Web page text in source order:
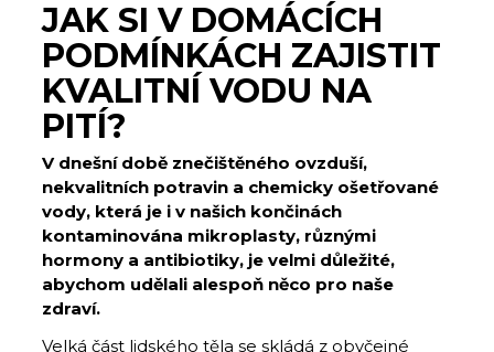
JAK SI V DOMÁCÍCH
PODMÍNKÁCH ZAJISTIT
KVALITNÍ VODU NA
PITÍ?
V dnešní době znečištěného ovzduší,
nekvalitních potravin a chemicky ošetřované
vody, která je i v našich končinách
kontaminována mikroplasty, různými
hormony a antibiotiky, je velmi důležité,
abychom udělali alespoň něco pro naše
zdraví.
Velká část lidského těla se skládá z obyčejné